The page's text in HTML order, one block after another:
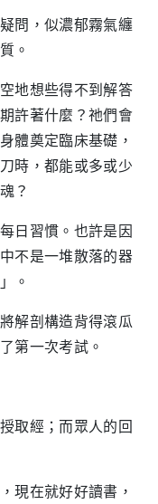
問，似濃郁霧氣纏
。
地想些得不到解答
許著什麼？祂們會
體奠定臨床基礎，
時，都能或多或少
？
日習慣。也許是因
不是一堆散落的器
。
解剖構造背得滾瓜
第一次考試。
取經；而眾人的回
在就好好讀書，